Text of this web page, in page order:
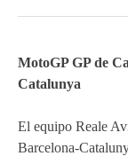
MotoGP GP de
Catalunya
El equipo Reale
Barcelona-